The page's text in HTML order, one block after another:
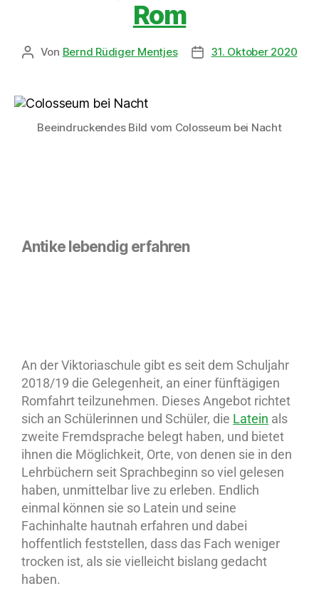
Rom
Von Bernd Rüdiger Mentjes 31. Oktober 2020
Beeindruckendes Bild vom Colosseum bei Nacht
Antike lebendig erfahren
An der Viktoriaschule gibt es seit dem Schuljahr
2018/19 die Gelegenheit, an einer fünftägigen
Romfahrt teilzunehmen. Dieses Angebot richtet
sich an Schülerinnen und Schüler, die Latein als
zweite Fremdsprache belegt haben, und bietet
ihnen die Möglichkeit, Orte, von denen sie in den
Lehrbüchern seit Sprachbeginn so viel gelesen
haben, unmittelbar live zu erleben. Endlich
einmal können sie so Latein und seine
Fachinhalte hautnah erfahren und dabei
hoffentlich feststellen, dass das Fach weniger
trocken ist, als sie vielleicht bislang gedacht
haben.